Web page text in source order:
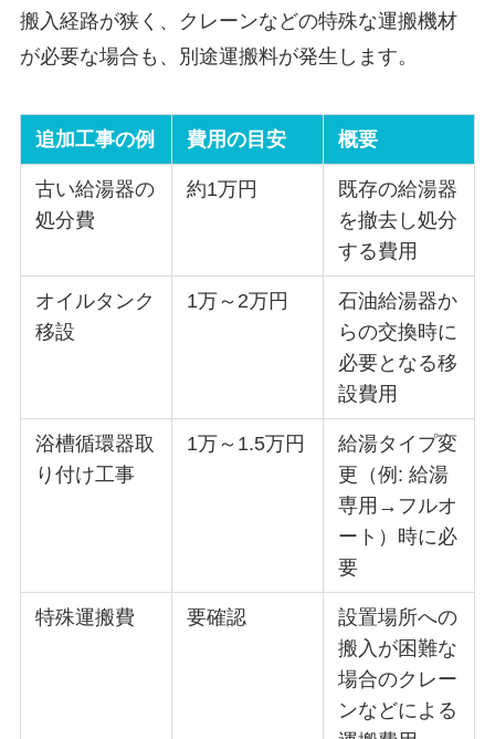
搬入経路が狭く、クレーンなどの特殊な運搬機材
が必要な場合も、別途運搬料が発生します。
追加工事の例 費用の目安 概要
古い給湯器の
処分費
約1万円
既存の給湯器
を撤去し処分
する費用
オイルタンク
移設
1万～2万円
石油給湯器か
らの交換時に
必要となる移
設費用
浴槽循環器取
り付け工事
1万～1.5万円
給湯タイプ変
更（例: 給湯
専用→フルオ
ート）時に必
要
特殊運搬費 要確認
設置場所への
搬入が困難な
場合のクレー
ンなどによる